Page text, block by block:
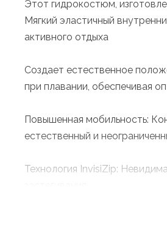
Этот гидрокостюм,
Мягкий эластичный
активного отдыха
Создает естественное
при плавании, обеспечивая
Повышенная мобильность:
естественный и
Технология InvisiZip:
Воротник с низким